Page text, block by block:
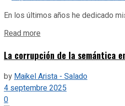
En los últimos años he dedicado
Read more
La corrupción de la semántica
by Maikel Arista - Salado
4 septembre 2025
0